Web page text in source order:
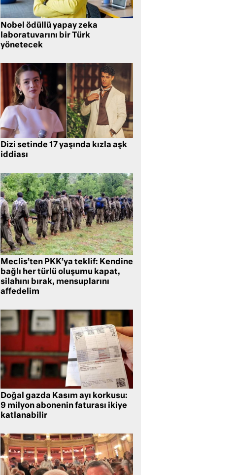
Nobel ödüllü yapay zeka
laboratuvarını bir Türk
yönetecek
Dizi setinde 17 yaşında kızla aşk
iddiası
Meclis’ten PKK’ya teklif: Kendine
bağlı her türlü oluşumu kapat,
silahını bırak, mensuplarını
affedelim
Doğal gazda Kasım ayı korkusu:
9 milyon abonenin faturası ikiye
katlanabilir